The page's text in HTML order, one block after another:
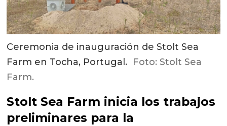
Ceremonia de inauguración de Stolt Sea
Farm en Tocha, Portugal. Foto: Stolt Sea
Farm.
Stolt Sea Farm inicia los trabajos
preliminares para la